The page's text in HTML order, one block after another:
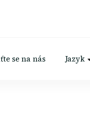
se na nás Jazyk